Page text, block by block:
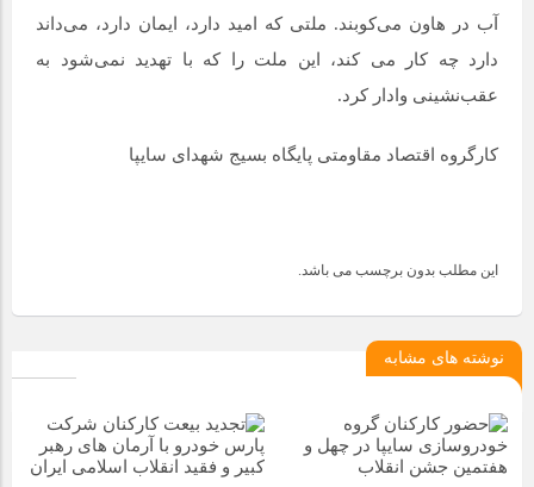
آب در هاون می‌‌کوبند. ملتی که امید دارد، ایمان دارد، می‌‌داند
دارد چه کار می‌ کند، این ملت را که با تهدید نمی‌شود به
عقب‌نشینی وادار کرد.
کارگروه اقتصاد مقاومتی پایگاه بسیج شهدای سایپا
این مطلب بدون برچسب می باشد.
نوشته های مشابه